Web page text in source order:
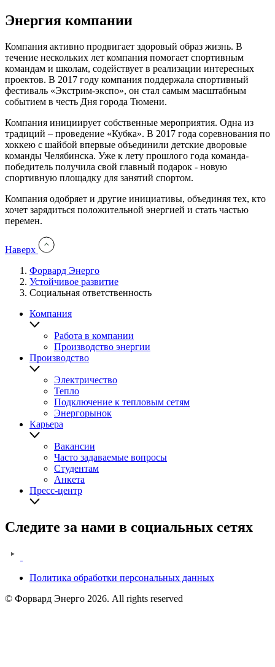
Энергия компании
Компания активно продвигает здоровый образ жизнь. В
течение нескольких лет компания помогает спортивным
командам и школам, содействует в реализации интересных
проектов. В 2017 году компания поддержала спортивный
фестиваль «Экстрим-экспо», он стал самым масштабным
событием в честь Дня города Тюмени.
Компания инициирует собственные мероприятия. Одна из
традиций – проведение «Кубка». В 2017 года соревнования по
хоккею с шайбой впервые объединили детские дворовые
команды Челябинска. Уже к лету прошлого года команда-
победитель получила свой главный подарок - новую
спортивную площадку для занятий спортом.
Компания одобряет и другие инициативы, объединяя тех, кто
хочет зарядиться положительной энергией и стать частью
перемен.
Наверх
You
Форвард Энерго
Устойчивое развитие
Социальная
Социальная ответственность
Компания
Работа в компании
Производство энергии
Производство
Электричество
Тепло
Подключение к тепловым сетям
Энергорынок
Карьера
Вакансии
Часто задаваемые вопросы
Студентам
Анкета
Пресс-центр
Следите за нами в социальных сетях
Legal
Политика обработки персональных данных
© Форвард Энерго 2026. All rights reserved